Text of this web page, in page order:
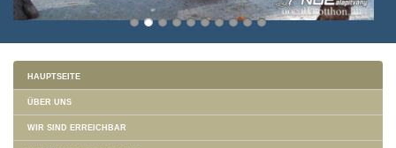
HAUPTSEITE
ÜBER UNS
WIR SIND ERREICHBAR